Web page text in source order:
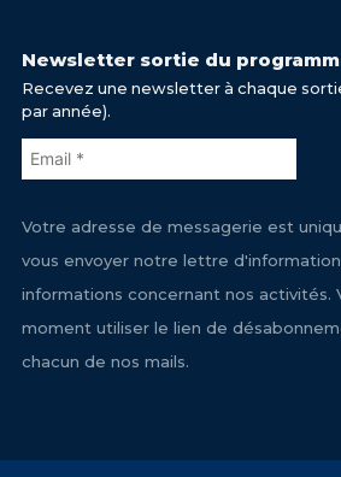
Newsletter sortie du
Recevez une newsletter à chaque
par année).
Votre adresse de messagerie est
vous envoyer notre lettre
informations concernant nos activités.
moment utiliser le lien de
chacun de nos mails.